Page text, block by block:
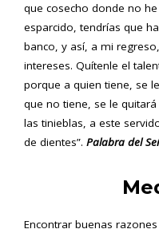
que cosecho donde no
esparcido, tendrías que
banco, y así, a mi
intereses. Quítenle el
porque a quien tiene, se
que no tiene, se le
las tinieblas, a este
de dientes”. Palabra del
Encontrar buenas